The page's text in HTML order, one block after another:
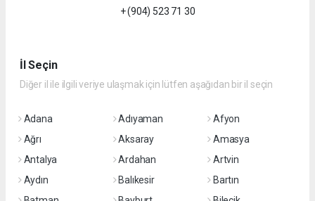
+ (904) 523 71 30
İl Seçin
Diğer il ile ilgili veriye ulaşmak için lütfen aşağıdan bir il seçin
Adana Adıyaman
Afyon
Ağrı
Aksaray
Amasya
Antalya
Ardahan
Artvin
Aydın
Balıkesir
Bartın